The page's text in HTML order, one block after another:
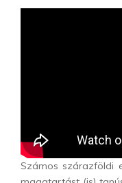
Számos szárazföldi